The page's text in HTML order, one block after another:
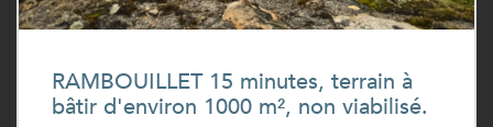
RAMBOUILLET 15 minutes, terrain à
bâtir d'environ 1000 m², non viabilisé.